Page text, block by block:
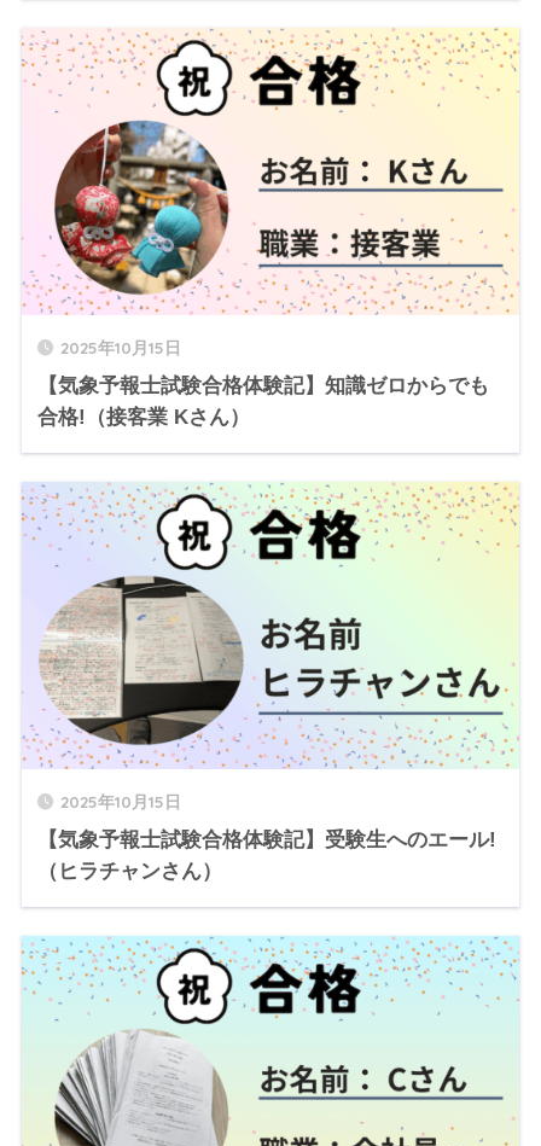
2025年10月15日
【気象予報士試験合格体験記】知識ゼロからでも
合格!（接客業 Kさん）
2025年10月15日
【気象予報士試験合格体験記】受験生へのエール!
（ヒラチャンさん）